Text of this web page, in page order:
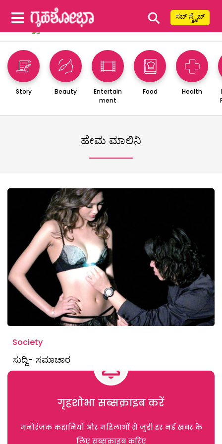
⚲ ಸಬ್ ಸ್ಕ್ರೈಬ್
Story Beauty
Entertain
ment
Food Health
ಹೇಮ ಮಾಲಿನಿ
Society
ಸುದ್ದಿ- ಸಮಾಚಾರ
गृहशोभा सब्सक्राइब करें
मनोरंजक कहानियों और महिलाओं से जुड़ी हर नई खबर के
लिए सब्सक्राइब करिए